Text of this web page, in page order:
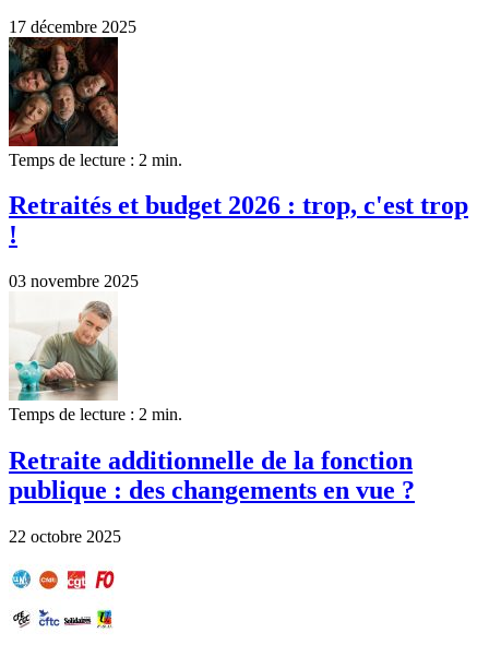
17 décembre 2025
Temps de lecture : 2 min.
Retraités et budget 2026 : trop, c'est trop
!
03 novembre 2025
Temps de lecture : 2 min.
Retraite additionnelle de la fonction
publique : des changements en vue ?
22 octobre 2025